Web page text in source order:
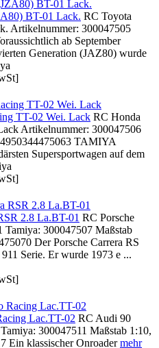
BT-01 Lack. RC Toyota
Artikelnummer: 300047505
ab September
Generation (JAZ80) wurde
TT-02 Wei. Lack RC Honda
Artikelnummer: 300047506
TAMIYA
Supersportwagen auf dem
2.8 La.BT-01 RC Porsche
300047507 Maßstab
Der Porsche Carrera RS
Serie. Er wurde 1973 e ...
Lac.TT-02 RC Audi 90
300047511 Maßstab 1:10,
Ein klassischer Onroadermehr